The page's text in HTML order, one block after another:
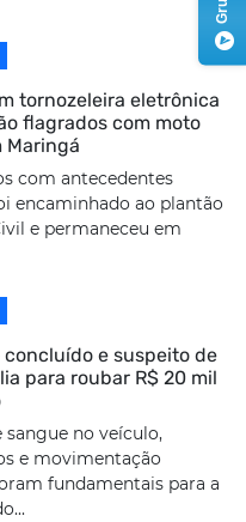
tornozeleira eletrônica
flagrados com moto
Maringá
com antecedentes
encaminhado ao plantão
e permaneceu em
e suspeito de
para roubar R$ 20 mil
sangue no veículo,
e movimentação
fundamentais para a